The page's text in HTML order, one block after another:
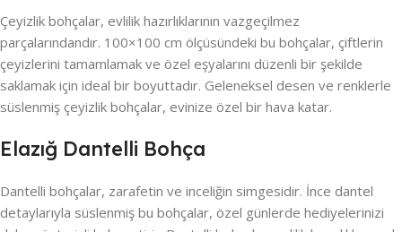
Çeyizlik bohçalar, evlilik hazırlıklarının vazgeçilmez
parçalarındandır. 100×100 cm ölçüsündeki bu bohçalar, çiftlerin
çeyizlerini tamamlamak ve özel eşyalarını düzenli bir şekilde
saklamak için ideal bir boyuttadır. Geleneksel desen ve renklerle
süslenmiş çeyizlik bohçalar, evinize özel bir hava katar.
Elazığ Dantelli Bohça
Dantelli bohçalar, zarafetin ve inceliğin simgesidir. İnce dantel
detaylarıyla süslenmiş bu bohçalar, özel günlerde hediyelerinizi